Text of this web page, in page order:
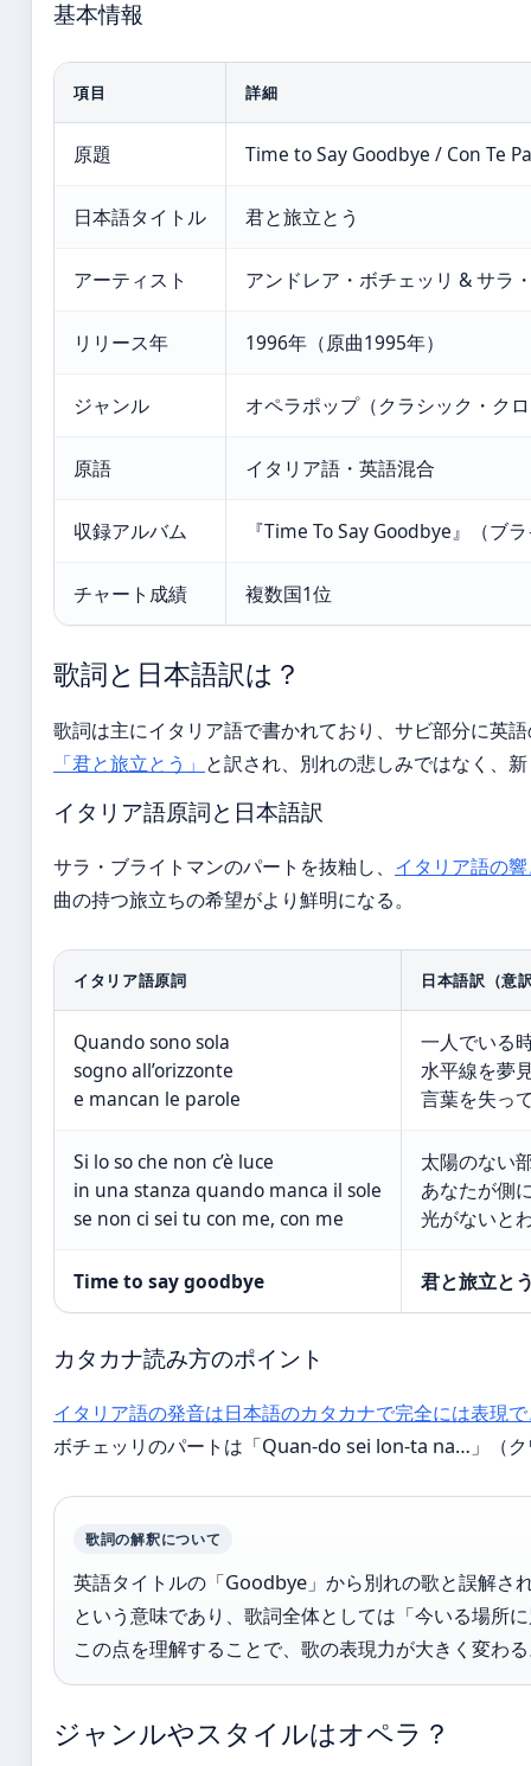
基本情報
項目 詳細
原題 Time to Say Goodbye / Con Te
日本語タイトル 君と旅立とう
アーティスト アンドレア・ボチェッリ & サラ
リリース年 1996年（原曲1995年）
ジャンル オペラポップ（クラシック・ク
原語 イタリア語・英語混合
収録アルバム 『Time To Say Goodbye』（ブ
チャート成績 複数国1位
歌詞と日本語訳は？
歌詞は主にイタリア語で書かれており、サビ部分に英
「君と旅立とう」 と訳され、別れの悲しみではなく、
イタリア語原詞と日本語訳
サラ・ブライトマンのパートを抜粙し、 イタリア語の
曲の持つ旅立ちの希望がより鮮明になる。
イタリア語原詞 日本語訳（意
Quando sono sola
sogno all’orizzonte
e mancan le parole
一人でいる
水平線を夢
言葉を失っ
Si lo so che non c’è luce
in una stanza quando manca il sole
se non ci sei tu con me, con me
太陽のない
あなたが側
光がないと
Time to say goodbye 君と旅立と
カタカナ読み方のポイント
イタリア語の発音は日本語のカタカナで完全には表現
ボチェッリのパートは「Quan-do sei lon-ta na…」（
歌詞の解釈について
英語タイトルの「Goodbye」から別れの歌と誤解さ
という意味であり、歌詞全体としては「今いる場所
この点を理解することで、歌の表現力が大きく変わ
ジャンルやスタイルはオペラ？